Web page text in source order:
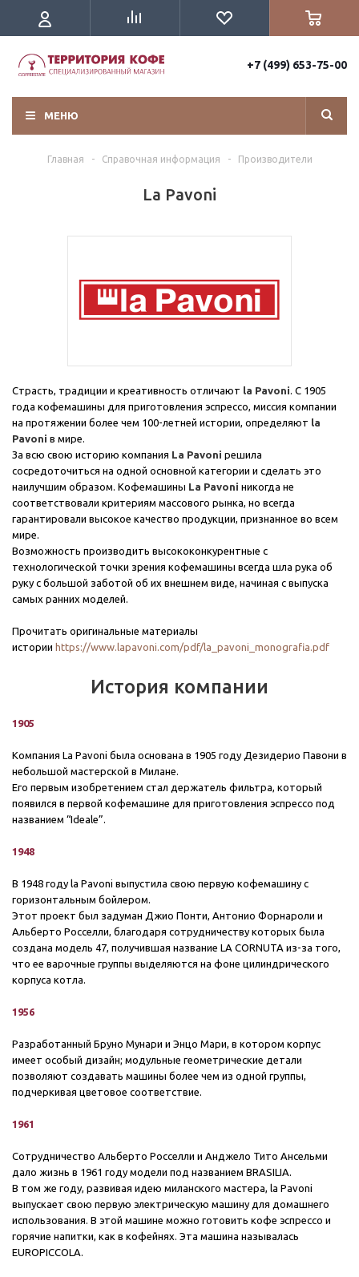
+7 (499) 653-75-00
МЕНЮ
Главная - Справочная информация - Производители
La Pavoni
Страсть, традиции и креативность отличают la Pavoni. С 1905
года кофемашины для приготовления эспрессо, миссия компании
на протяжении более чем 100-летней истории, определяют la
Pavoni в мире.
За всю свою историю компания La Pavoni решила
сосредоточиться на одной основной категории и сделать это
наилучшим образом. Кофемашины La Pavoni никогда не
соответствовали критериям массового рынка, но всегда
гарантировали высокое качество продукции, признанное во всем
мире.
Возможность производить высококонкурентные с
технологической точки зрения кофемашины всегда шла рука об
руку с большой заботой об их внешнем виде, начиная с выпуска
самых ранних моделей.
Прочитать оригинальные материалы
истории https://www.lapavoni.com/pdf/la_pavoni_monografia.pdf
История компании
1905
Компания La Pavoni была основана в 1905 году Дезидерио Павони в
небольшой мастерской в Милане.
Его первым изобретением стал держатель фильтра, который
появился в первой кофемашине для приготовления эспрессо под
названием “Ideale”.
1948
В 1948 году la Pavoni выпустила свою первую кофемашину с
горизонтальным бойлером.
Этот проект был задуман Джио Понти, Антонио Форнароли и
Альберто Росселли, благодаря сотрудничеству которых была
создана модель 47, получившая название LA CORNUTA из-за того,
что ее варочные группы выделяются на фоне цилиндрического
корпуса котла.
1956
Разработанный Бруно Мунари и Энцо Мари, в котором корпус
имеет особый дизайн; модульные геометрические детали
позволяют создавать машины более чем из одной группы,
подчеркивая цветовое соответствие.
1961
Сотрудничество Альберто Росселли и Анджело Тито Ансельми
дало жизнь в 1961 году модели под названием BRASILIA.
В том же году, развивая идею миланского мастера, la Pavoni
выпускает свою первую электрическую машину для домашнего
использования. В этой машине можно готовить кофе эспрессо и
горячие напитки, как в кофейнях. Эта машина называлась
EUROPICCOLA.